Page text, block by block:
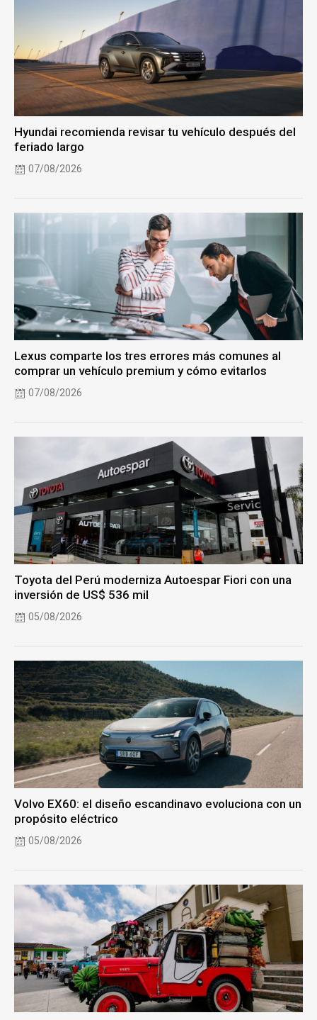
Hyundai recomienda revisar tu vehículo después del
feriado largo
07/08/2026
Lexus comparte los tres errores más comunes al
comprar un vehículo premium y cómo evitarlos
07/08/2026
Toyota del Perú moderniza Autoespar Fiori con una
inversión de US$ 536 mil
05/08/2026
Volvo EX60: el diseño escandinavo evoluciona con un
propósito eléctrico
05/08/2026